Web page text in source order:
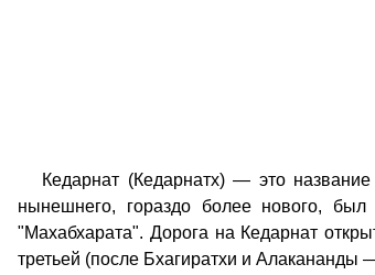
Кедарнат (Кедарнатх) — это
нынешнего, гораздо более нового,
"Махабхарата". Дорога на Кедарнат
третьей (после Бхагиратхи и Алакананды